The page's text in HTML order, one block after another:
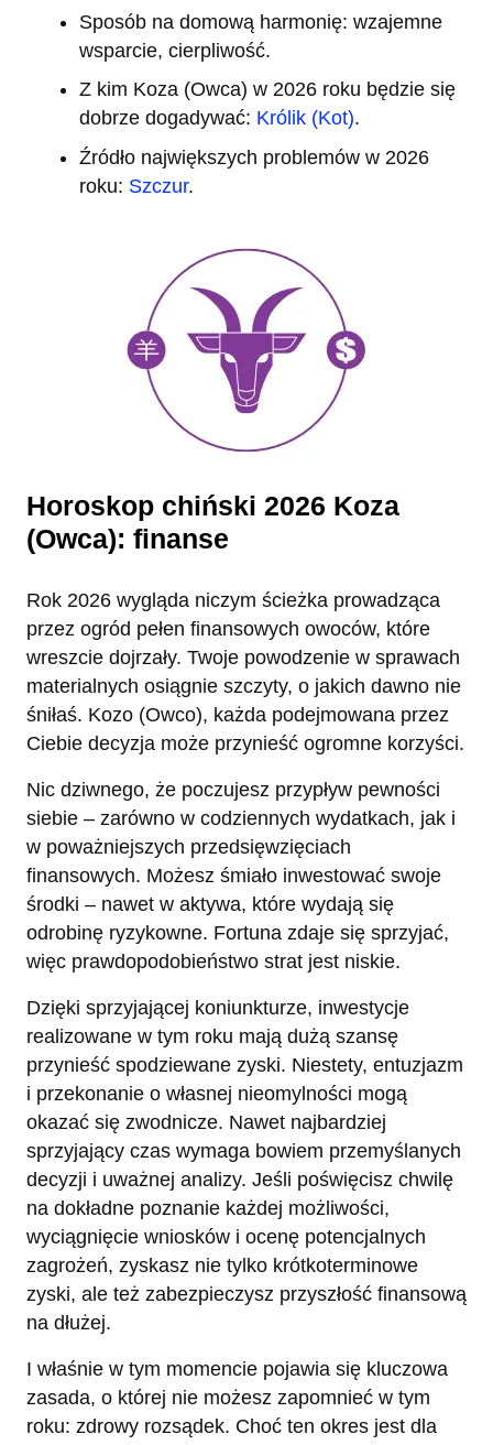
Sposób na domową harmonię: wzajemne
wsparcie, cierpliwość.
Z kim Koza (Owca) w 2026 roku będzie się
dobrze dogadywać: Królik (Kot).
Źródło największych problemów w 2026
roku: Szczur.
Horoskop chiński 2026 Koza
(Owca): finanse
Rok 2026 wygląda niczym ścieżka prowadząca
przez ogród pełen finansowych owoców, które
wreszcie dojrzały. Twoje powodzenie w sprawach
materialnych osiągnie szczyty, o jakich dawno nie
śniłaś. Kozo (Owco), każda podejmowana przez
Ciebie decyzja może przynieść ogromne korzyści.
Nic dziwnego, że poczujesz przypływ pewności
siebie – zarówno w codziennych wydatkach, jak i
w poważniejszych przedsięwzięciach
finansowych. Możesz śmiało inwestować swoje
środki – nawet w aktywa, które wydają się
odrobinę ryzykowne. Fortuna zdaje się sprzyjać,
więc prawdopodobieństwo strat jest niskie.
Dzięki sprzyjającej koniunkturze, inwestycje
realizowane w tym roku mają dużą szansę
przynieść spodziewane zyski. Niestety, entuzjazm
i przekonanie o własnej nieomylności mogą
okazać się zwodnicze. Nawet najbardziej
sprzyjający czas wymaga bowiem przemyślanych
decyzji i uważnej analizy. Jeśli poświęcisz chwilę
na dokładne poznanie każdej możliwości,
wyciągnięcie wniosków i ocenę potencjalnych
zagrożeń, zyskasz nie tylko krótkoterminowe
zyski, ale też zabezpieczysz przyszłość finansową
na dłużej.
I właśnie w tym momencie pojawia się kluczowa
zasada, o której nie możesz zapomnieć w tym
roku: zdrowy rozsądek. Choć ten okres jest dla